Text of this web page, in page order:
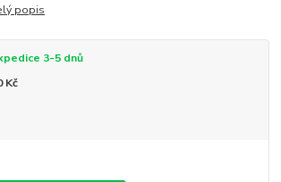
popis
3-5 dnů
Kč